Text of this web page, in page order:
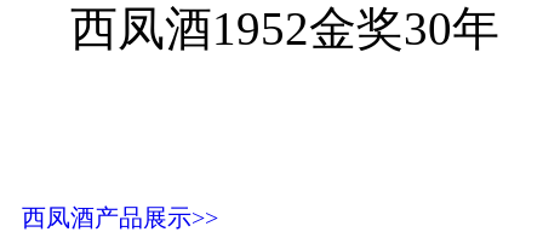
西凤酒1952金奖30年
西凤酒产品展示>>